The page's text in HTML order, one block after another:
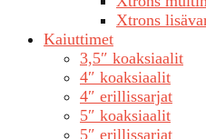
Xtrons
Kaiuttimet
3,5″ koaksiaalit
4″ koaksiaalit
4″ erillissarjat
5″ koaksiaalit
5″ erillissarjat